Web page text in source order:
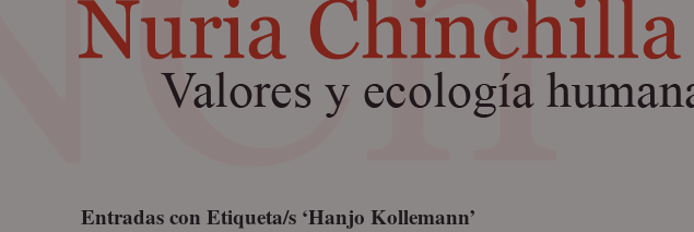
Entradas con Etiqueta/s ‘Hanjo Kollemann’